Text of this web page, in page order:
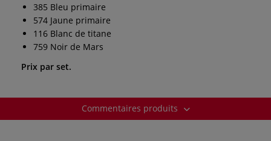
385 Bleu primaire
574 Jaune primaire
116 Blanc de titane
759 Noir de Mars
Prix par set.
Commentaires produits